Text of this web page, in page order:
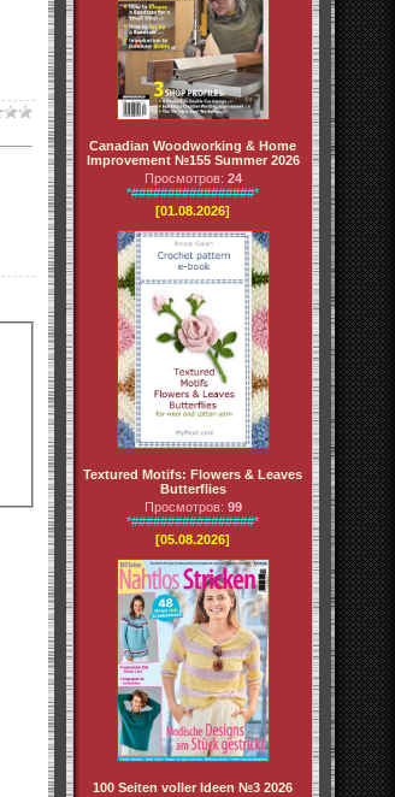
Canadian Woodworking & Home
Improvement №155 Summer 2026
Просмотров: 24
*#################*
[01.08.2026]
Textured Motifs: Flowers & Leaves
Butterflies
Просмотров: 99
*#################*
[05.08.2026]
100 Seiten voller Ideen №3 2026